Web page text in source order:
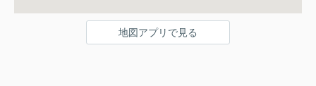
地図アプリで見る